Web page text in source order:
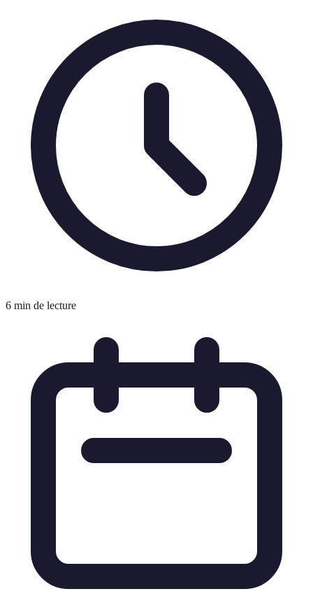
6 min de lecture